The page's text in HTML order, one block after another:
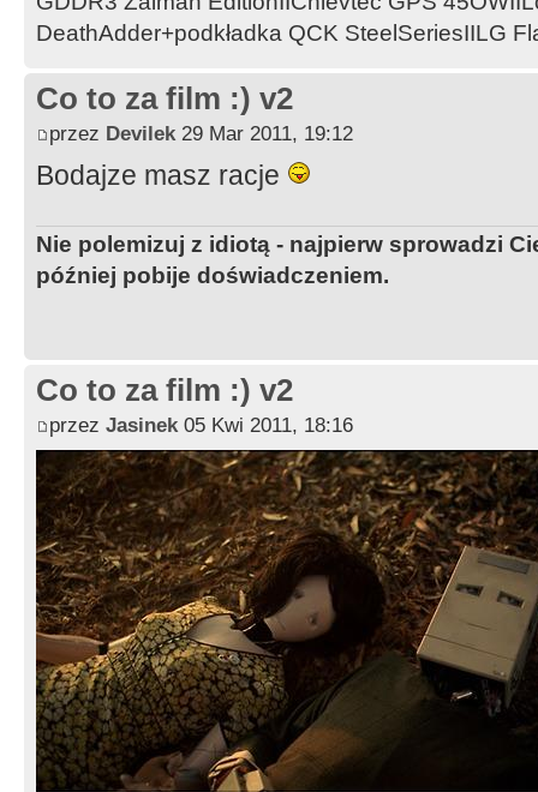
DeathAdder+podkładka QCK SteelSeriesIILG
Co to za film :) v2
przez Devilek29 Mar 2011, 19:12
Bodajze masz racje
Nie polemizuj z idiotą - najpierw sprowadzi
później pobije doświadczeniem.
Co to za film :) v2
przez Jasinek05 Kwi 2011, 18:16